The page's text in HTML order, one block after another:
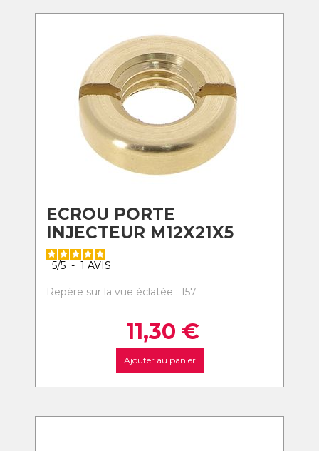
ECROU PORTE
INJECTEUR M12X21X5
5/5 - 1 AVIS
Repère sur la vue éclatée : 157
11,30 €
Ajouter au panier